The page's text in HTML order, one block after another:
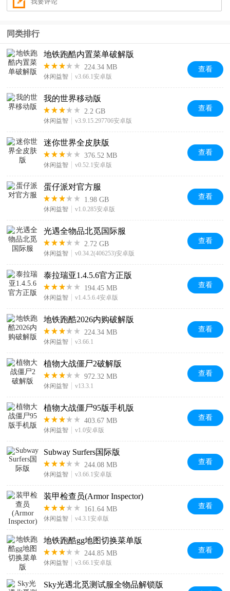
同类排行
地铁跑酷内置菜单破解版
224.34 MB
休闲益智 v3.66.1安卓版
查看
我的世界移动版
2.2 GB
休闲益智 v3.9.15.297706安卓版
查看
迷你世界全皮肤版
376.52 MB
休闲益智 v0.52.1安卓版
查看
蛋仔派对官方服
1.98 GB
休闲益智 v1.0.285安卓版
查看
光遇全物品北觅国际服
2.72 GB
休闲益智 v0.34.2(406253)安卓版
查看
泰拉瑞亚1.4.5.6官方正版
194.45 MB
休闲益智 v1.4.5.6.4安卓版
查看
地铁跑酷2026内购破解版
224.34 MB
休闲益智 v3.66.1
查看
植物大战僵尸2破解版
972.32 MB
休闲益智 v13.3.1
查看
植物大战僵尸95版手机版
403.67 MB
休闲益智 v1.0安卓版
查看
Subway Surfers国际版
244.08 MB
休闲益智 v3.66.1安卓版
查看
装甲检查员(Armor Inspector)
161.64 MB
休闲益智 v4.3.1安卓版
查看
地铁跑酷gg地图切换菜单版
244.85 MB
休闲益智 v3.66.1安卓版
查看
Sky光遇北觅测试服全物品解锁版